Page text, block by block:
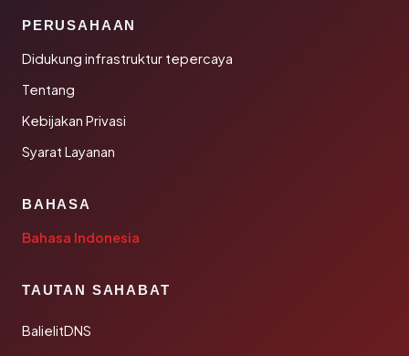
PERUSAHAAN
Didukung infrastruktur tepercaya
Tentang
Kebijakan Privasi
Syarat Layanan
BAHASA
Bahasa Indonesia
TAUTAN SAHABAT
BalielitDNS